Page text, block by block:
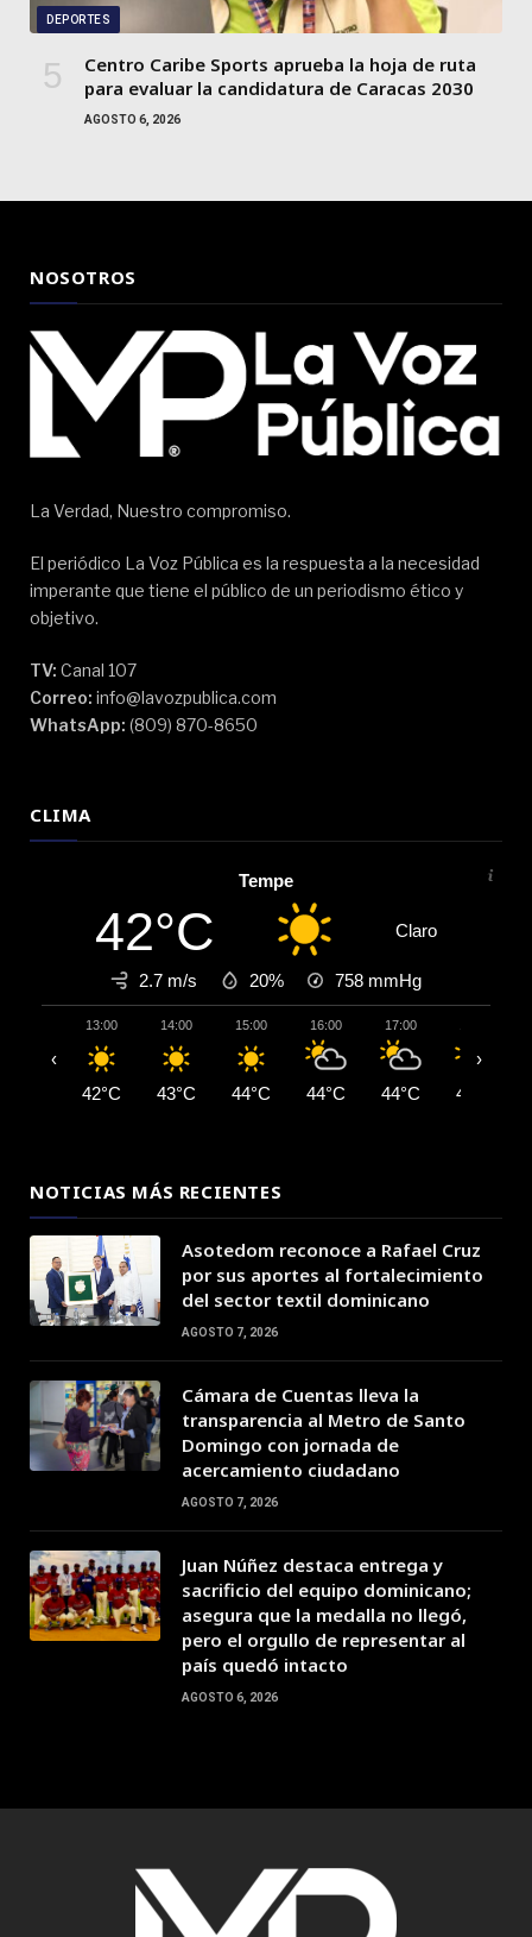
DEPORTES
Centro Caribe Sports aprueba la hoja de ruta
para evaluar la candidatura de Caracas 2030
AGOSTO 6, 2026
NOSOTROS
La Verdad, Nuestro compromiso.
El periódico La Voz Pública es la respuesta a la necesidad
imperante que tiene el público de un periodismo ético y
objetivo.
TV: Canal 107
Correo: info@lavozpublica.com
WhatsApp: (809) 870-8650
CLIMA
Tempe
42°C Claro
2.7 m/s 20% 758 mmHg
13:00
42°C
14:00
43°C
15:00
44°C
16:00
44°C
17:00
44°C 43°C
‹ ›
NOTICIAS MÁS RECIENTES
Asotedom reconoce a Rafael Cruz
por sus aportes al fortalecimiento
del sector textil dominicano
AGOSTO 7, 2026
Cámara de Cuentas lleva la
transparencia al Metro de Santo
Domingo con jornada de
acercamiento ciudadano
AGOSTO 7, 2026
Juan Núñez destaca entrega y
sacrificio del equipo dominicano;
asegura que la medalla no llegó,
pero el orgullo de representar al
país quedó intacto
AGOSTO 6, 2026